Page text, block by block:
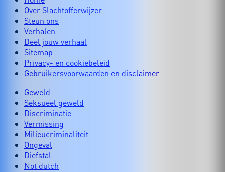
Over Slachtofferwijzer
Steun ons
Verhalen
Deel jouw verhaal
Sitemap
Privacy- en cookiebeleid
Gebruikersvoorwaarden en disclaimer
Geweld
Seksueel geweld
Discriminatie
Vermissing
Milieucriminaliteit
Ongeval
Diefstal
Not dutch